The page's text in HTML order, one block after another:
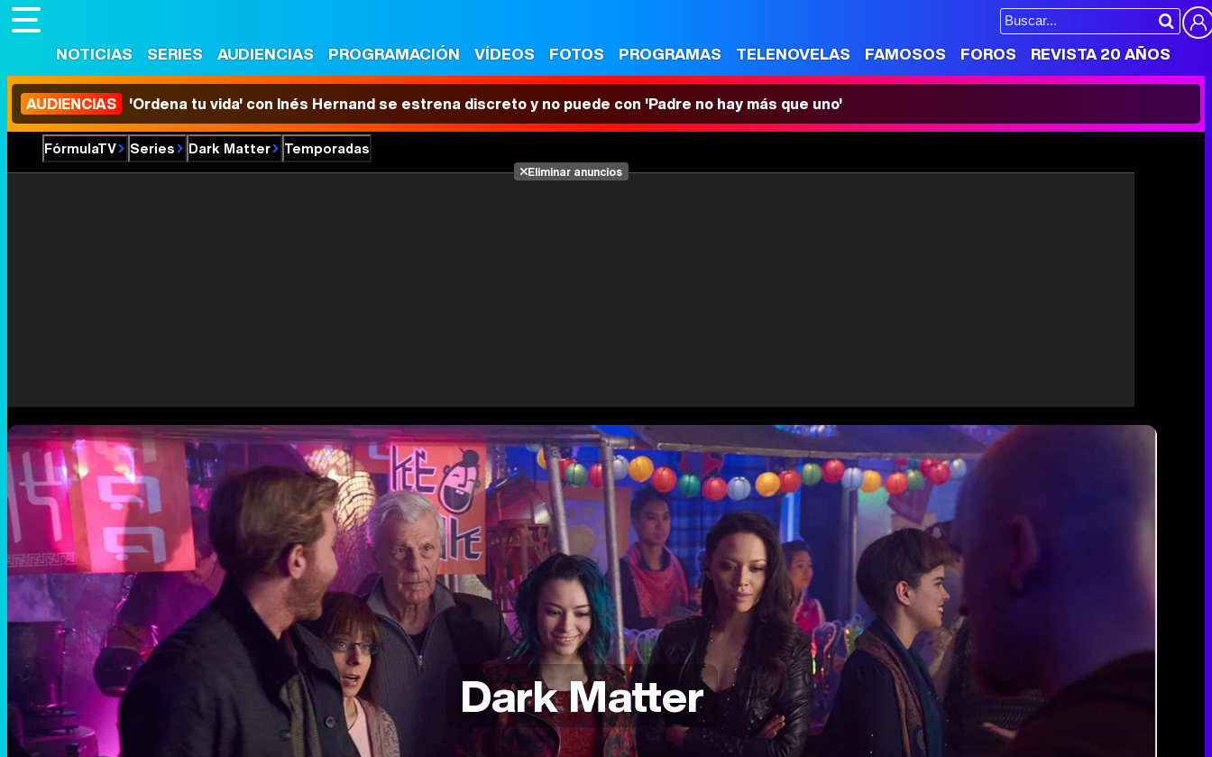
NOTICIAS SERIES AUDIENCIAS PROGRAMACIÓN VÍDEOS FOTOS PROGRAMAS TELENOVELAS FAMOSOS FOROS REVISTA 20 AÑOS
AUDIENCIAS 'Ordena tu vida' con Inés Hernand se estrena discreto y no puede con 'Padre no hay más que uno'
FórmulaTV Series Dark Matter Temporadas
Eliminar anuncios
Dark Matter